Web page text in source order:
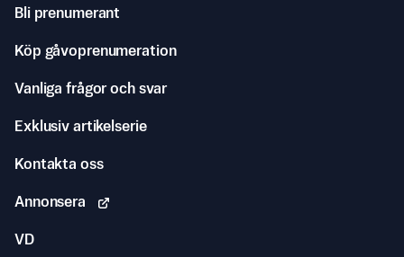
Bli prenumerant
Köp gåvoprenumeration
Vanliga frågor och svar
Exklusiv artikelserie
Kontakta oss
Annonsera
VD